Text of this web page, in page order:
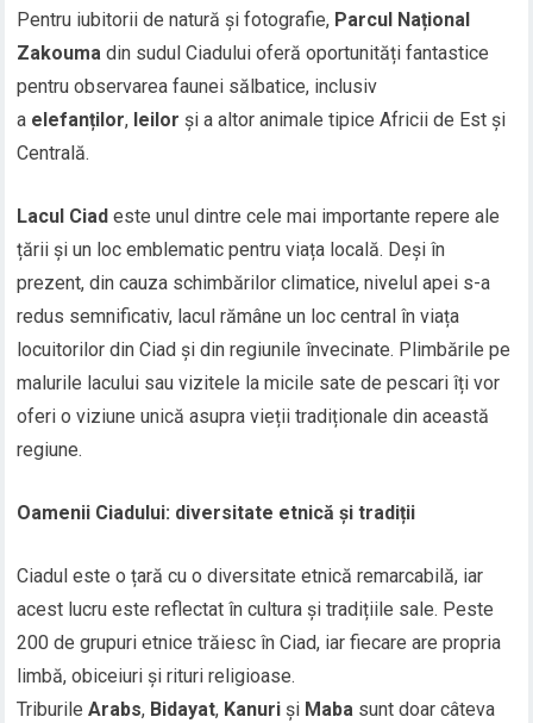
Pentru iubitorii de natură și fotografie, Parcul Național
Zakouma din sudul Ciadului oferă oportunități fantastice
pentru observarea faunei sălbatice, inclusiv
a elefanților, leilor și a altor animale tipice Africii de Est și
Centrală.
Lacul Ciad este unul dintre cele mai importante repere ale
țării și un loc emblematic pentru viața locală. Deși în
prezent, din cauza schimbărilor climatice, nivelul apei s-a
redus semnificativ, lacul rămâne un loc central în viața
locuitorilor din Ciad și din regiunile învecinate. Plimbările pe
malurile lacului sau vizitele la micile sate de pescari îți vor
oferi o viziune unică asupra vieții tradiționale din această
regiune.
Oamenii Ciadului: diversitate etnică și tradiții
Ciadul este o țară cu o diversitate etnică remarcabilă, iar
acest lucru este reflectat în cultura și tradițiile sale. Peste
200 de grupuri etnice trăiesc în Ciad, iar fiecare are propria
limbă, obiceiuri și rituri religioase.
TriburileArabs, Bidayat, Kanuri și Maba sunt doar câteva